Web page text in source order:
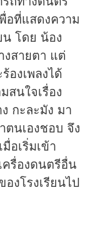
อที่แสดงความ
น โดย น้อง
งสายตา แต่
องเพลงได้
สนใจเรื่อง
กะละมัง มา
ตนเองชอบ จึง
อเริ่มเข้า
ครื่องดนตรีอื่น
งโรงเรียนไป